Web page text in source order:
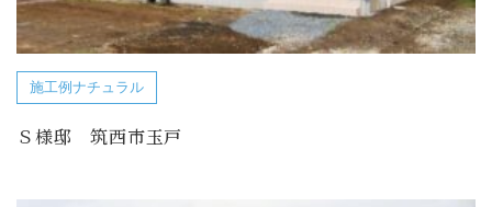
施工例ナチュラル
Ｓ様邸 筑西市玉戸